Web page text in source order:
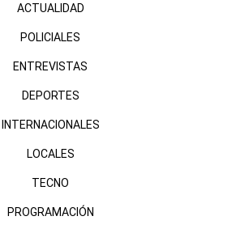
ACTUALIDAD
POLICIALES
ENTREVISTAS
DEPORTES
INTERNACIONALES
LOCALES
TECNO
PROGRAMACIÓN